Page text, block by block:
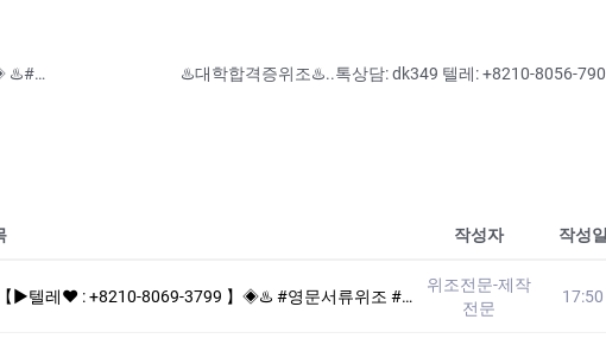
♨️병원진다서제작♨️〖ㅋㅏ_톡♥: dk349 ✚텔레: +8210-8056-7909〗◈ ♨️#재학증명서위조 #재학증명서제작 #가족관계증명서위조 #가족관계증명서제작 ♨️수정업체-제작업체-위조업체-대리시
작성자 작성일
#졸업증명서위조 #영문버전위조 #홀로그램제작♨️ ♨️제작업체-위조업체-대리시험♨️ #영문서류위
위조전문-제작
전문
17:50